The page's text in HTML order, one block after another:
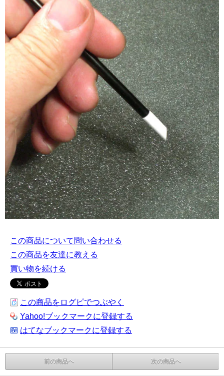
この商品について問い合わせる
この商品を友達に教える
買い物を続ける
この商品をログピでつぶやく
Yahoo!ブックマークに登録する
はてなブックマークに登録する
前の商品へ 次の商品へ